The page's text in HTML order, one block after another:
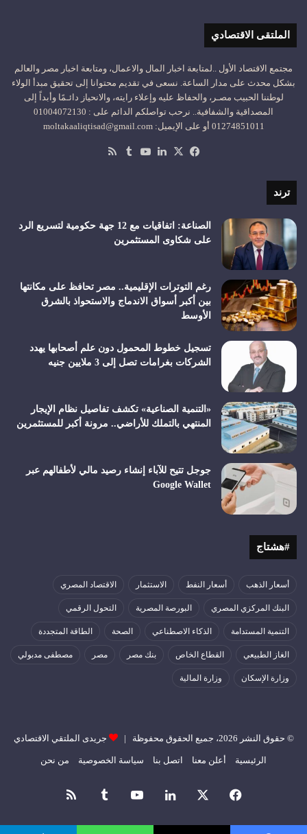
الملتقى الاقتصادي
مجتمع الاقتصاد الأول ..لمتابعة اخبار المال والاعمال، ومتابعة اخبار مصر والعالم
بشكل محدث على مدار الساعة. نسعى في تقديم محتوانا إلى تحقيق مبدأ الولاء
لوطننا الحبيب مصـر، والحفاظ عليه وإعلاء رايته، والانحياز دائـمًا وأبداً إلى
المصداقية والشفافية.. نرحب تواصلكم الدائم على : 01004072130
01274851011 أو على الإيميل: moltakaaliqtisad@gmail.com
فيسبوك
‫X لينكدإن‫YouTube
ترند
الصناعة: اتفاقيات مع 12 جهة حكومية لتسريع الرد
على شكاوى المستثمرين
رغم التوترات الإقليمية.. مصر تحافظ على مكانتها
بين أكبر أسواق الاندماج والاستحواذ بالشرق
الأوسط
تسجيل خطوط المحمول دون علم أصحابها يهدد
الشركات بغرامات تصل إلى 3 ملايين جنيه
«التنمية الصناعية» تكشف تفاصيل نظام الإيجار
المنتهي بالتملك للأراضي.. مرونة أكبر للمستثمرين
جوجل تتيح للآباء إنشاء رصيد مالي لأطفالهم عبر
Google Wallet
#هشتاج
أسعار الذهب أسعار النفط الاستثمار الاقتصاد المصري
البنك المركزي المصري البورصة المصرية التحول الرقمي
التنمية المستدامة الذكاء الاصطناعي الصحة الطاقة المتجددة
الغاز الطبيعي القطاع الخاص بنك مصر مصر مصطفى مدبولي
وزارة الإسكان وزارة المالية
© حقوق النشر 2026، جميع الحقوق محفوظة | جريدى الملتقي الاقتصادي
الرئيسية أعلن معنا اتصل بنا سياسة الخصوصية من نحن
فيسبوك لينكدإن ‫YouTube
الموقع